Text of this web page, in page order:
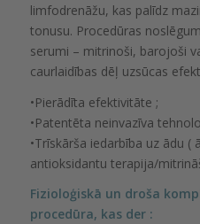
limfodrenāžu, kas palīdz
tonusu. Procedūras
serumi – mitrinoši, barojoši
caurlaidības dēļ uzsūcas
•Pierādīta efektivitāte ;
•Patentēta neinvazīva
•Trīskārša iedarbība uz ādu
antioksidantu terapija/
Fizioloģiskā un droša
procedūra, kas der :